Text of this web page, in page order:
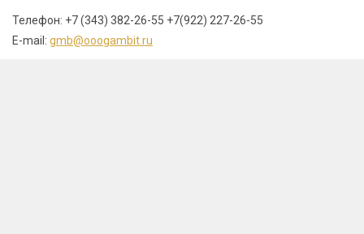
Телефон: +7 (343) 382-26-55 +7(922) 227-26-55
E-mail: gmb@ooogambit.ru